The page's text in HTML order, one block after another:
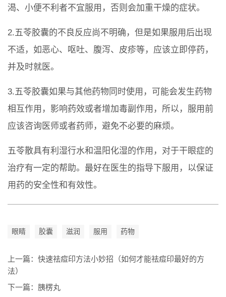
渴、小便不利者不宜服用，否则会加重干燥的症状。
2.五苓胶囊的不良反应尚不明确，但是如果服用后出现
不适，如恶心、呕吐、腹泻、皮疹等，应该立即停药，
并及时就医。
3.五苓胶囊如果与其他药物同时使用，可能会发生药物
相互作用，影响药效或者增加毒副作用，所以，服用前
应该咨询医师或者药师，避免不必要的麻烦。
五苓散具有利湿行水和温阳化湿的作用，对于干眼症的
治疗有一定的帮助。最好在医生的指导下服用，以保证
用药的安全性和有效性。
眼睛 胶囊 滋润 服用 药物
上一篇： 快速祛痘印方法小妙招（如何才能祛痘印最好的方
法）
下一篇： 胰楞丸